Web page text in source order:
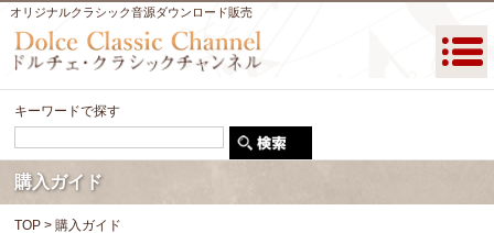
オリジナルクラシック音源ダウンロード販売
キーワードで探す
購入ガイド
TOP >購入ガイド